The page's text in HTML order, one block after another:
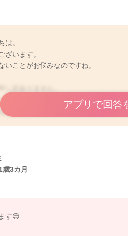
は。
ざいます。
いことがお悩みなのですね。
バランスの変化も著しいので、睡眠の
か根本的に解決することは難しいケー
いと思いますよ。ゆっくりした音楽を
クスすると良い寝つきに繋がることが
いようにすることや、スマホやテレビ
る前はリラックスした暗く静かで、温
アプリで回答
1歳3カ月
す😊